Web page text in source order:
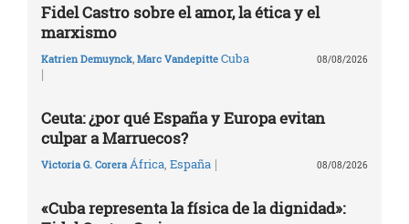
Fidel Castro sobre el amor, la ética y el
marxismo
Katrien Demuynck, Marc Vandepitte Cuba
|
08/08/2026
Ceuta: ¿por qué España y Europa evitan
culpar a Marruecos?
Victoria G. Corera África, España | 08/08/2026
«Cuba representa la física de la dignidad»: